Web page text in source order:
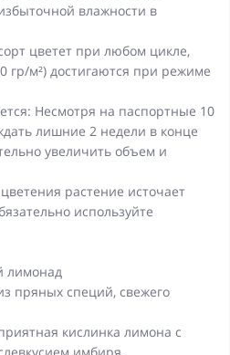
влажности в
цветет при любом цикле,
гр/м²) достигаются при режиме
Несмотря на паспортные 10
лишние 2 недели в конце
увеличить объем и
растение источает
используйте
лимонад
пряных специй, свежего
кислинка лимона с